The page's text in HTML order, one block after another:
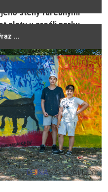
steny farebnými
plotu v areáli parku.